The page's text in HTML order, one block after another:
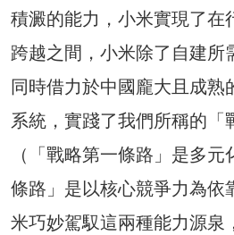
積澱的能力，小米實現了在
跨越之間，小米除了自建所
同時借力於中國龐大且成熟
系統，實踐了我們所稱的「
（「戰略第一條路」是多
條路」是以核心競爭力為依
米巧妙駕馭這兩種能力源泉